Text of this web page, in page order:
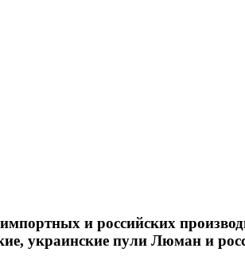
и российских
украинские пули Люман и